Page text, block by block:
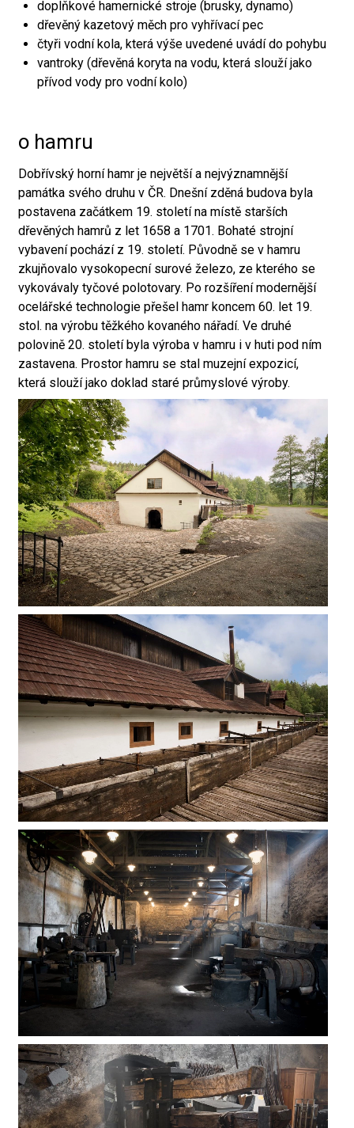
doplňkové hamernické stroje (brusky, dynamo)
dřevěný kazetový měch pro vyhřívací pec
čtyři vodní kola, která výše uvedené uvádí do pohybu
vantroky (dřevěná koryta na vodu, která slouží jako
přívod vody pro vodní kolo)
o hamru
Dobřívský horní hamr je největší a nejvýznamnější
památka svého druhu v ČR. Dnešní zděná budova byla
postavena začátkem 19. století na místě starších
dřevěných hamrů z let 1658 a 1701. Bohaté strojní
vybavení pochází z 19. století. Původně se v hamru
zkujňovalo vysokopecní surové železo, ze kterého se
vykovávaly tyčové polotovary. Po rozšíření modernější
ocelářské technologie přešel hamr koncem 60. let 19.
stol. na výrobu těžkého kovaného nářadí. Ve druhé
polovině 20. století byla výroba v hamru i v huti pod ním
zastavena. Prostor hamru se stal muzejní expozicí,
která slouží jako doklad staré průmyslové výroby.